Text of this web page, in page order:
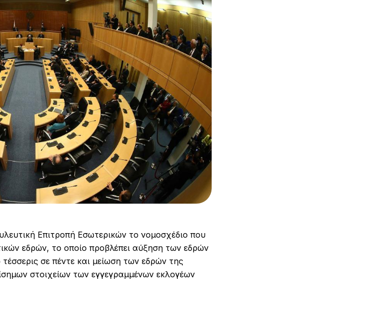
Επιτροπή Εσωτερικών το νομοσχέδιο που
εδρών, το οποίο προβλέπει αύξηση των εδρών
σε πέντε και μείωση των εδρών της
στοιχείων των εγγεγραμμένων εκλογέων